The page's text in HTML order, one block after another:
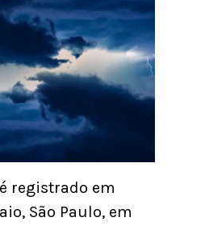
registrado em
São Paulo, em